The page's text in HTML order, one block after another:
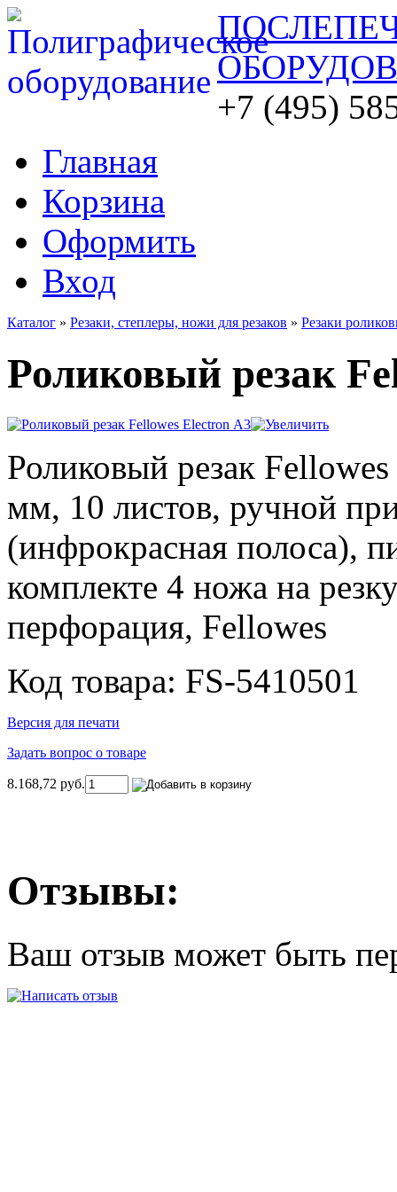
+7 (495)
Главная
Корзина
Оформить
Вход
Каталог » Резаки, степлеры, ножи для резаков » Резаки
Роликовый резак
Роликовый резак
мм, 10 листов, ручной
(инфрокрасная полоса),
комплекте 4 ножа на
перфорация, Fellowes
Код товара: FS-5410501
Версия для печати
Задать вопрос о товаре
8.168,72 руб.
Отзывы:
Ваш отзыв может быть